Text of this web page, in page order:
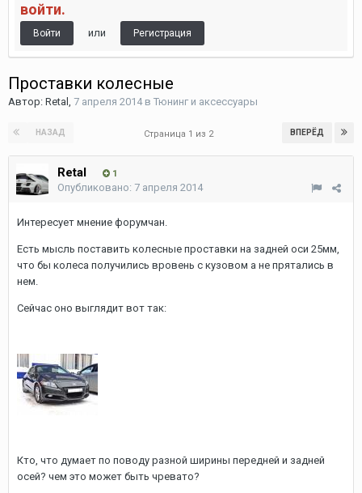
войти.
Войти или Регистрация
Проставки колесные
Автор: Retal , 7 апреля 2014в Тюнинг и аксессуары
НАЗАД ВПЕРЁД
Страница 1 из 2
Retal 1
Опубликовано: 7 апреля 2014
Интересует мнение форумчан.
Есть мысль поставить колесные проставки на задней оси 25мм,
что бы колеса получились вровень с кузовом а не прятались в
нем.
Сейчас оно выглядит вот так:
Кто, что думает по поводу разной ширины передней и задней
осей? чем это может быть чревато?